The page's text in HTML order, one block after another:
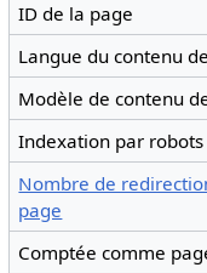
ID de la page
Langue du contenu
Modèle de contenu
Indexation par robots
Nombre de
page
Comptée comme